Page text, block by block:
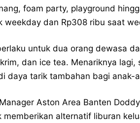
foam party, playground
weekday dan Rp308 ribu saat
untuk dua orang dewasa
dan ice tea. Menariknya
daya tarik tambahan bagi anak-
Aston Area Banten
memberikan alternatif liburan